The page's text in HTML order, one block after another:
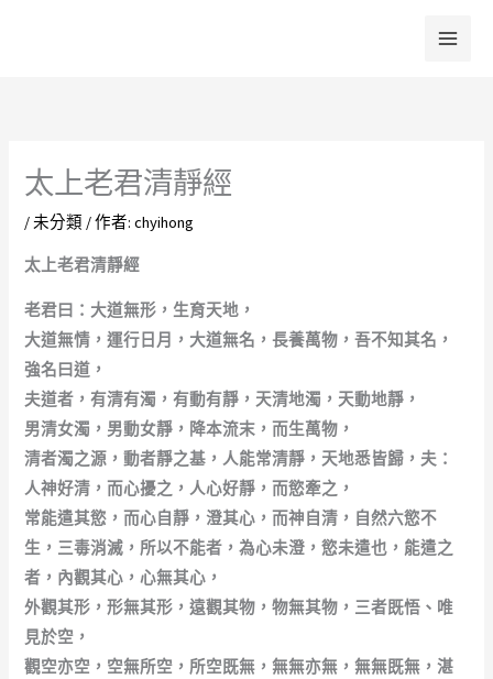
太上老君清靜經
/未分類 / 作者:chyihong
太上老君清靜經
老君曰：大道無形，生育天地，
大道無情，運行日月，大道無名，長養萬物，吾不知其名，
強名曰道，
夫道者，有清有濁，有動有靜，天清地濁，天動地靜，
男清女濁，男動女靜，降本流末，而生萬物，
清者濁之源，動者靜之基，人能常清靜，天地悉皆歸，夫：
人神好清，而心擾之，人心好靜，而慾牽之，
常能遣其慾，而心自靜，澄其心，而神自清，自然六慾不
生，三毒消滅，所以不能者，為心未澄，慾未遣也，能遣之
者，內觀其心，心無其心，
外觀其形，形無其形，遠觀其物，物無其物，三者既悟、唯
見於空，
觀空亦空，空無所空，所空既無，無無亦無，無無既無，湛